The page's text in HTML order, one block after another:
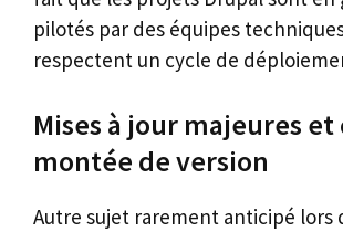
pilotés par des équipes
respectent un cycle de
Mises à jour majeures et
montée de version
Autre sujet rarement anticipé lors